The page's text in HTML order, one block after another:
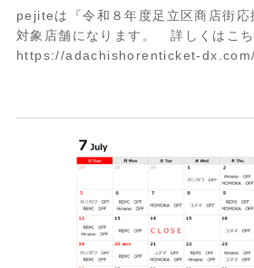
pejiteは『令和８年度足立区商店街応
対象店舗になります。 詳しくはこち
https://adachishorenticket-